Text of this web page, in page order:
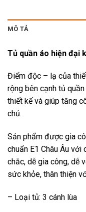
MÔ TẢ
Tủ quần áo hiện đại
Điểm độc – lạ của
rộng bên cạnh tủ
thiết kế và giúp tăng
chủ.
Sản phẩm được gia
chuẩn E1 Châu Âu
chắc, dễ gia công, dễ
sức khỏe, thân thiện
– Loại tủ: 3 cánh lùa